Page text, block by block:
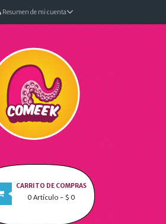
Resumen de mi cuenta
CARRITO DE COMPRAS
0 Artículo - $ 0